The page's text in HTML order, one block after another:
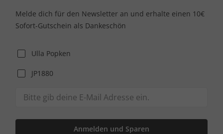
Melde dich für den Newsletter an und erhalte einen 10€
Sofort-Gutschein als Dankeschön
Ulla Popken
JP1880
Anmelden und Sparen